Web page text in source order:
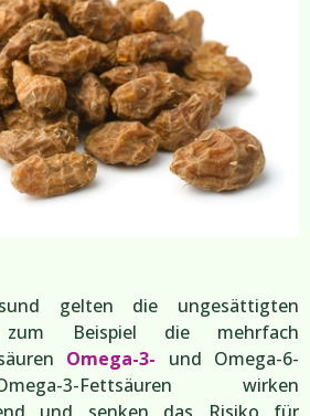
gelten die ungesättigten
Beispiel die mehrfach
Omega-3-
und Omega-6-
3-Fettsäuren wirken